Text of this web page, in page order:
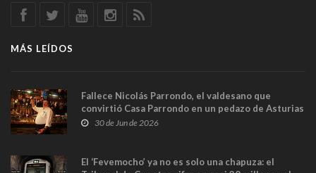
MÁS LEÍDOS
Fallece Nicolás Parrondo, el valdesano que
convirtió Casa Parrondo en un pedazo de Asturias
en Madrid
30 de Jun de 2026
El ‘Fevemocho’ ya no es solo una chapuza: el